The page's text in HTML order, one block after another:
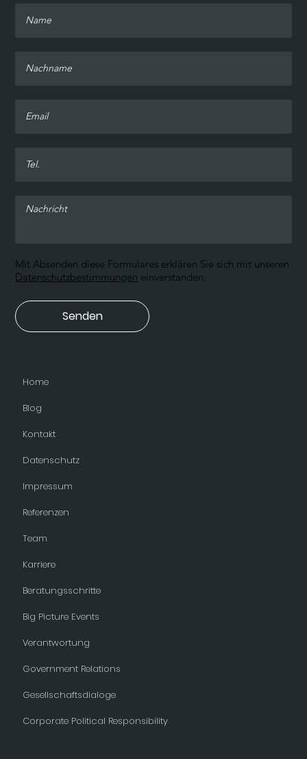
Referenzen
Team
Karriere
Beratungsschritte
Big Picture Events
Verantwortung
Home
Blog
Kontakt
Datenschutz
Impressum
Government Relations
Gesellschaftsdialoge
Corporate Political Responsibility
Senden
Mit Absenden diese Formulares erklären Sie sich mit unseren
Datenschutzbestimmungen einverstanden.